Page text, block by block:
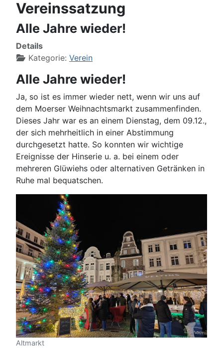
Vereinssatzung
Alle Jahre wieder!
Details
Kategorie: Verein
Alle Jahre wieder!
Ja, so ist es immer wieder nett, wenn wir uns auf
dem Moerser Weihnachtsmarkt zusammenfinden.
Dieses Jahr war es an einem Dienstag, dem 09.12.,
der sich mehrheitlich in einer Abstimmung
durchgesetzt hatte. So konnten wir wichtige
Ereignisse der Hinserie u. a. bei einem oder
mehreren Glüwiehs oder alternativen Getränken in
Ruhe mal bequatschen.
Altmarkt